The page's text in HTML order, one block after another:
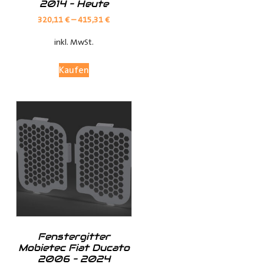
Verkleidungen bieten optimalen Schutz für Ihren
Laderaum, wodurch Ihr Fahrzeug länger in Top-Zustand
(je nach Fahrzeugmodell, sind nur die jeweils möglichen
Fensterteile:
Ø Fensterloser Laderaum = Im Laderaum sind keine
Fenster vorhanden
Ø Fenster im Laderaum = Es sind Fenster in der
Schiebtür(en) und in der Heckklappe / Hecktüren, diese
2014 – Heute
320,11€–415,31€
inkl. MwSt.
Kaufen
Fenstergitter
Mobietec Fiat Ducato
2006 – 2024